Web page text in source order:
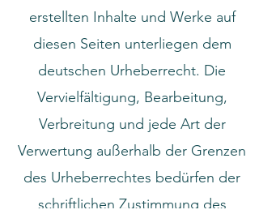
erstellten Inhalte und Werke auf
diesen Seiten unterliegen dem
deutschen Urheberrecht. Die
Vervielfältigung, Bearbeitung,
Verbreitung und jede Art der
Verwertung außerhalb der Grenzen
des Urheberrechtes bedürfen der
schriftlichen Zustimmung des